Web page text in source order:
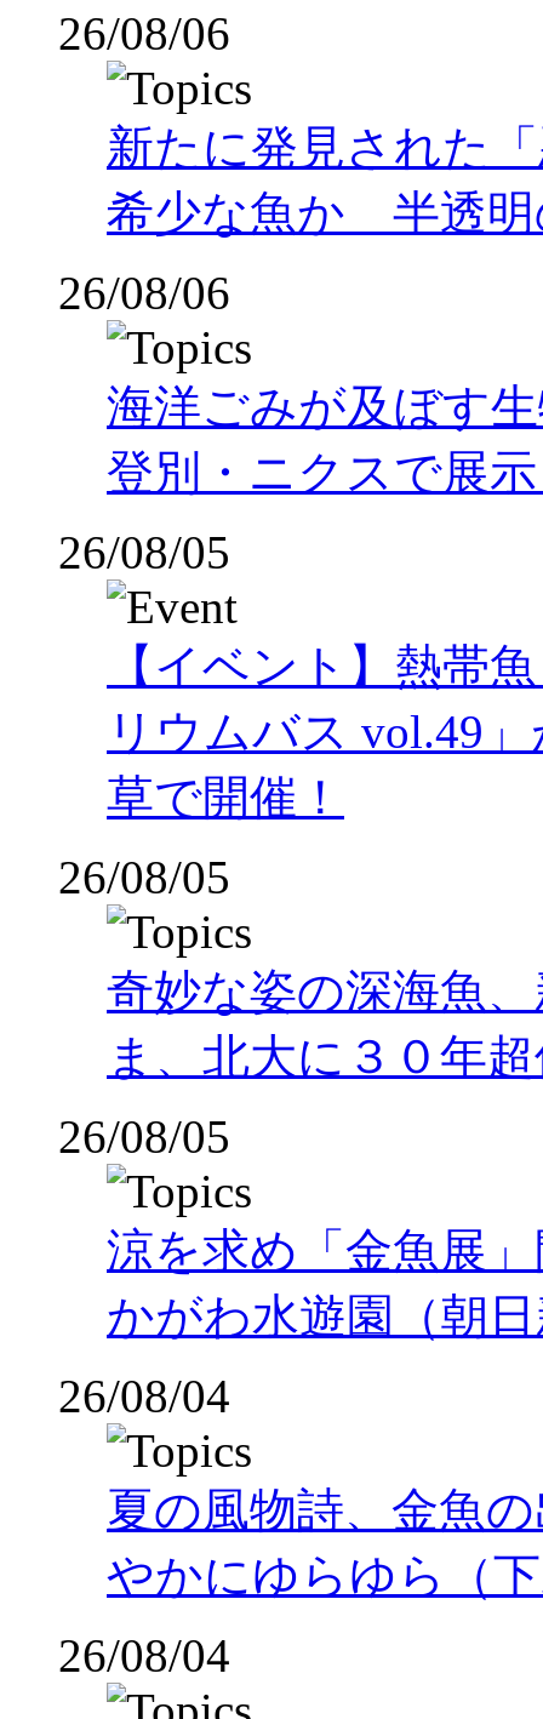
26/08/06
新たに発見された
希少な魚か 半透明
26/08/06
海洋ごみが及ぼす
登別・ニクスで展
26/08/05
【イベント】熱帯
リウムバス vol.49
草で開催！
26/08/05
奇妙な姿の深海魚
ま、北大に３０年
26/08/05
涼を求め「金魚展
かがわ水遊園（朝
26/08/04
夏の風物詩、金魚
やかにゆらゆら（
26/08/04